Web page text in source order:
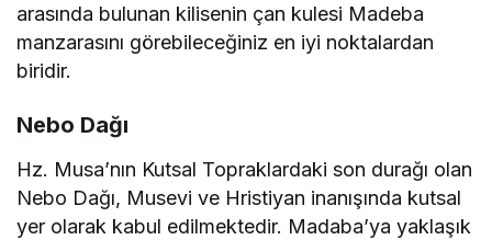
arasında bulunan kilisenin çan kulesi Madeba
manzarasını görebileceğiniz en iyi noktalardan
biridir.
Nebo Dağı
Hz. Musa’nın Kutsal Topraklardaki son durağı olan
Nebo Dağı, Musevi ve Hristiyan inanışında kutsal
yer olarak kabul edilmektedir. Madaba’ya yaklaşık